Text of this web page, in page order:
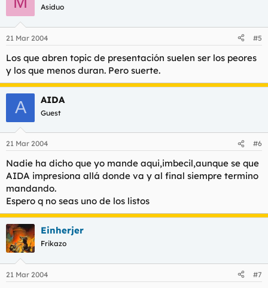
Asiduo
21 Mar 2004 #5
Los que abren topic de presentación suelen ser los peores
y los que menos duran. Pero suerte.
A AIDA
Guest
21 Mar 2004 #6
Nadie ha dicho que yo mande aqui,imbecil,aunque se que
AIDA impresiona allá donde va y al final siempre termino
mandando.
Espero q no seas uno de los listos
Einherjer
Frikazo
21 Mar 2004 #7